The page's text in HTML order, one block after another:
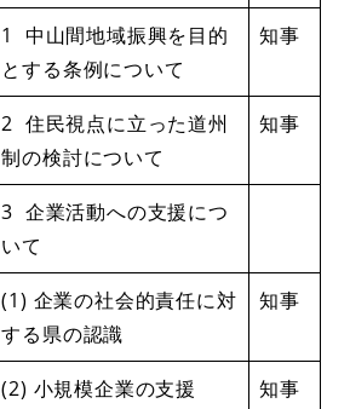
1 中山間地域振興を目的
とする条例について
知事
2 住民視点に立った道州
制の検討について
知事
3 企業活動への支援につ
いて
(1) 企業の社会的責任に対
する県の認識
知事
(2) 小規模企業の支援 知事